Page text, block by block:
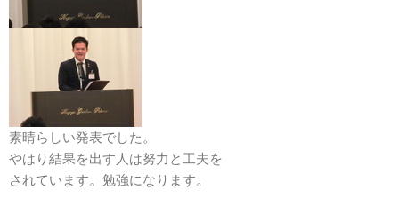
素晴らしい発表でした。
やはり結果を出す人は努力と工夫を
されています。勉強になります。